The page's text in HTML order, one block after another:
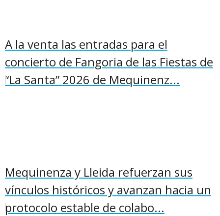
A la venta las entradas para el
concierto de Fangoria de las Fiestas de
“La Santa” 2026 de Mequinenz...
Mequinenza y Lleida refuerzan sus
vínculos históricos y avanzan hacia un
protocolo estable de colabo...